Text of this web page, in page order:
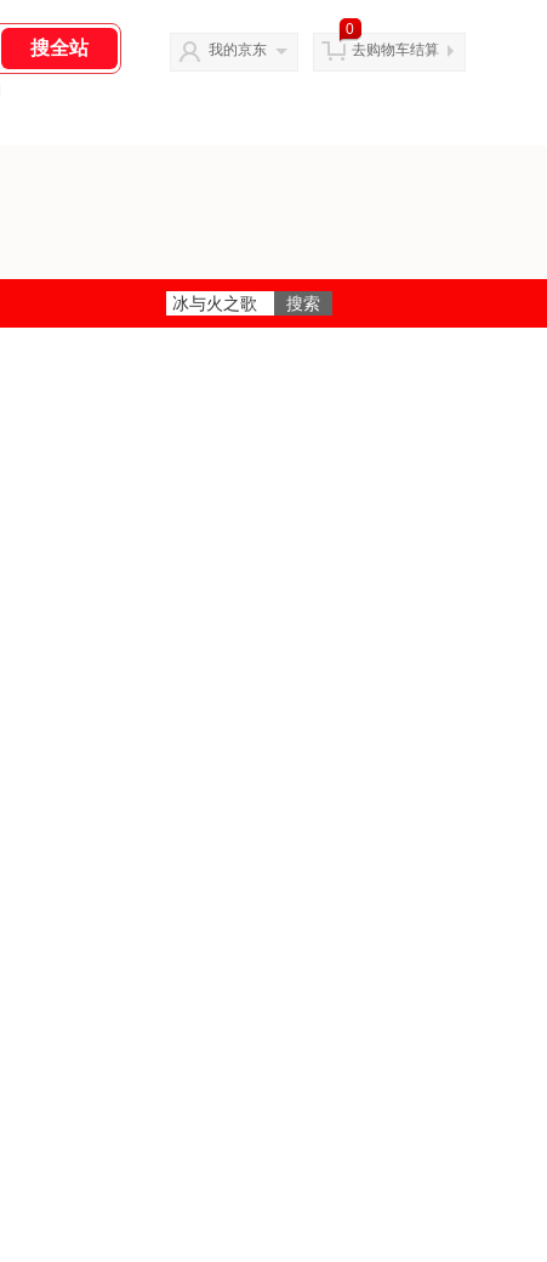
我的京东
0
去购物车结算